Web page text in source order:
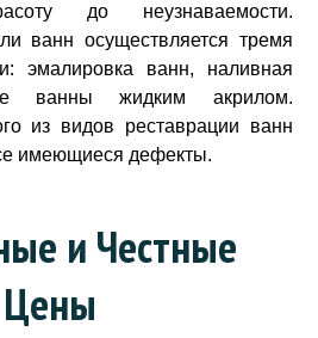
до неузнаваемости.
ванн осуществляется тремя
эмалировка ванн, наливная
ванны жидким акрилом.
из видов реставрации ванн
имеющиеся дефекты.
и Честные
Цены